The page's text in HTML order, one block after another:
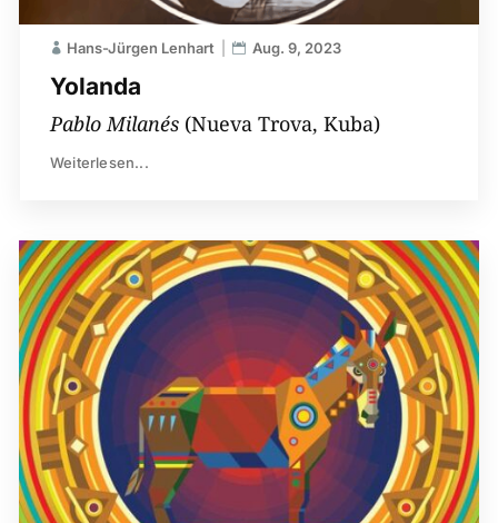
Yolanda
Hans-Jürgen Lenhart Aug. 9, 2023
Pablo Milanés (Nueva Trova, Kuba)
Weiterlesen...